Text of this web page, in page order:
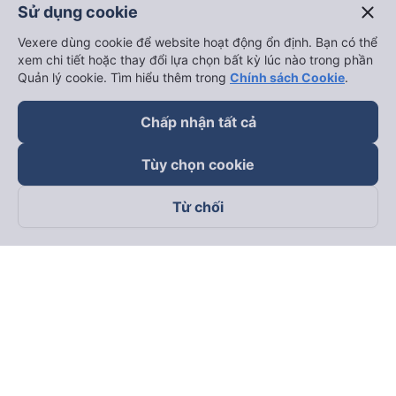
Theo dõi chúng tôi trên
Sử dụng cookie close
Vexere dùng cookie để website hoạt động ổn định. Bạn có thể
xem chi tiết hoặc thay đổi lựa chọn bất kỳ lúc nào trong phần
Quản lý cookie. Tìm hiểu thêm trong Chính sách Cookie.
Chấp nhận tất cả
Tùy chọn cookie
Từ chối